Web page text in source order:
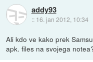
addy93
:: 16. jan 2012, 10:34
Ali kdo ve kako prek
apk. files na svojega